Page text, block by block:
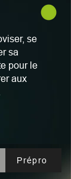
se
sa
pour le
aux
Prépro